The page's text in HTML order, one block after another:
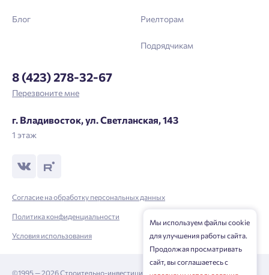
Блог Риелторам
Подрядчикам
8 (423) 278-32-67
Перезвоните мне
г. Владивосток, ул. Светланская, 143
1 этаж
Согласие на обработку персональных данных
Политика конфиденциальности
Условия использования
©1995 — 2026 Строительно-инвестиционная корпорация
Мы используем файлы cookie
для улучшения работы сайта.
Продолжая просматривать
сайт, вы соглашаетесь с